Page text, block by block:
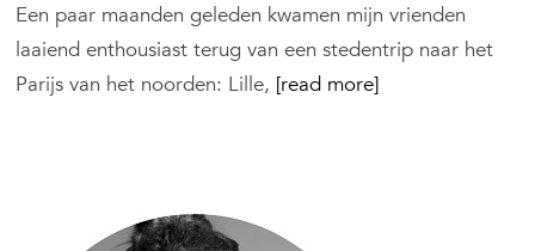
Een paar maanden geleden kwamen mijn vrienden
laaiend enthousiast terug van een stedentrip naar het
Parijs van het noorden: Lille, [read more]